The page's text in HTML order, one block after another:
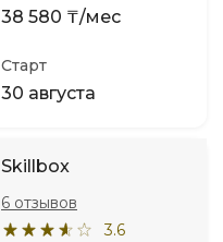
38 580 ₸/мес
Старт
30 августа
Skillbox
3.6
6 отзывов